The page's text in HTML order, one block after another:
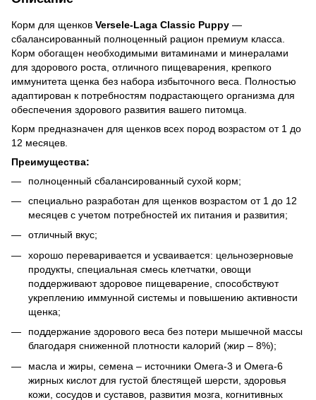
Корм для щенков Versele-Laga Classic Puppy —
сбалансированный полноценный рацион премиум класса.
Корм обогащен необходимыми витаминами и минералами
для здорового роста, отличного пищеварения, крепкого
иммунитета щенка без набора избыточного веса. Полностью
адаптирован к потребностям подрастающего организма для
обеспечения здорового развития вашего питомца.
Корм предназначен для щенков всех пород возрастом от 1 до
12 месяцев.
Преимущества:
полноценный сбалансированный сухой корм;
специально разработан для щенков возрастом от 1 до 12
месяцев с учетом потребностей их питания и развития;
отличный вкус;
хорошо переваривается и усваивается: цельнозерновые
продукты, специальная смесь клетчатки, овощи
поддерживают здоровое пищеварение, способствуют
укреплению иммунной системы и повышению активности
щенка;
поддержание здорового веса без потери мышечной массы
благодаря сниженной плотности калорий (жир – 8%);
масла и жиры, семена – источники Омега-3 и Омега-6
жирных кислот для густой блестящей шерсти, здоровья
кожи, сосудов и суставов, развития мозга, когнитивных